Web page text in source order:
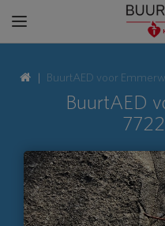
BuurtAED voor
BuurtAED